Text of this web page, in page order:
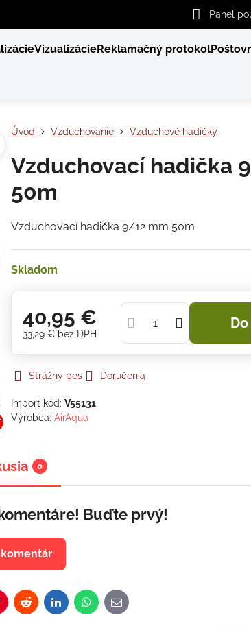
Panel
VizualizácieReklamačný protokol
Úvod Vzduchovanie Vzduchové hadičky
Vzduchovací hadička
50m
Vzduchovací hadička 9/12 mm 50m
Skladom
40,95 €
33,29 € bez DPH
Strážny pes Doručenia
Import kód:V55131
Výrobca:AirAqua
0
Buďte prvý!
RedditLinkedInWhatsApp
E-
mail